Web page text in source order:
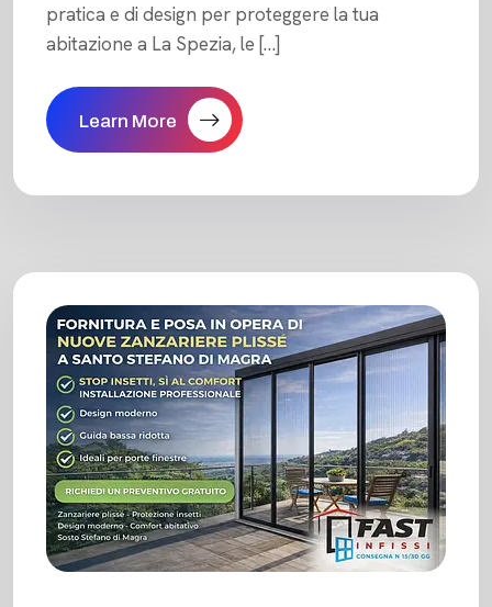
pratica e di design per proteggere la tua
abitazione a La Spezia, le […]
Learn More